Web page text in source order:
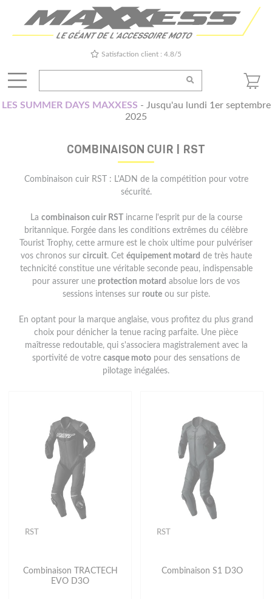
Satisfaction client : 4.8/5
LES SUMMER DAYS MAXXESS - Jusqu'au lundi 1er septembre
2025
COMBINAISON CUIR | RST
Combinaison cuir RST : L'ADN de la compétition pour votre
sécurité.
La combinaison cuir RSTincarne l'esprit pur de la course
britannique. Forgée dans les conditions extrêmes du célèbre
Tourist Trophy, cette armure est le choix ultime pour pulvériser
vos chronos sur circuit. Cet équipement motard de très haute
technicité constitue une véritable seconde peau, indispensable
pour assurer une protection motard absolue lors de vos
sessions intenses sur routeou sur piste.
En optant pour la marque anglaise, vous profitez du plus grand
choix pour dénicher la tenue racing parfaite. Une pièce
maîtresse redoutable, qui s'associera magistralement avec la
sportivité de votre casque moto pour des sensations de
pilotage inégalées.
RST
Combinaison TRACTECH
EVO D3O
RST
Combinaison S1 D3O